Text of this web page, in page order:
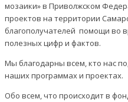
мозаики» в Приволжском
проектов на территории
благополучателей помощи во
полезных цифр и фактов.
Мы благодарны всем, кто нас
наших программах и проектах.
Обо всем, что происходит в